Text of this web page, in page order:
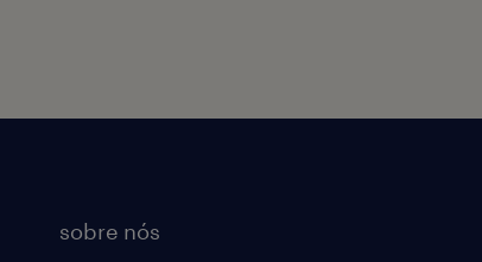
sobre nós